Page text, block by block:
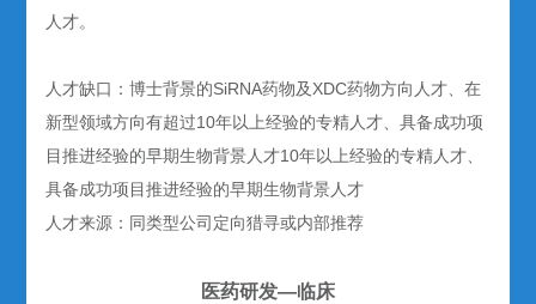
人才。
人才缺口：博士背景的SiRNA药物及XDC药物方向人才、在
新型领域方向有超过10年以上经验的专精人才、具备成功项
目推进经验的早期生物背景人才10年以上经验的专精人才、
具备成功项目推进经验的早期生物背景人才
人才来源：同类型公司定向猎寻或内部推荐
医药研发—临床